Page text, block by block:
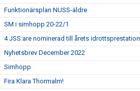
Funktionärsplan NUSS-äldre
SM i simhopp 20-22/1
4 JSS:are nominerad till årets idrottsprestation
Nyhetsbrev December 2022
Simhopp
Fira Klara Thormalm!